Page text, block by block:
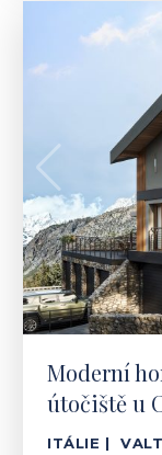
ITÁLIE |
2 595 000 €
Moderní
útočiště u
ITÁLIE |